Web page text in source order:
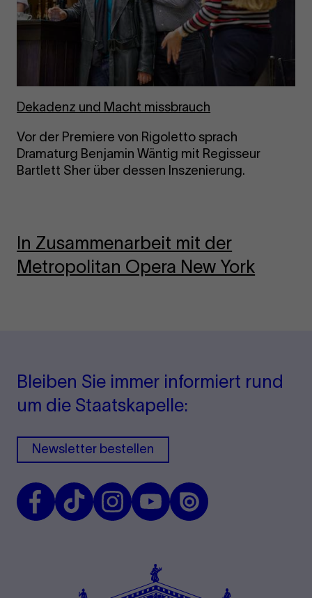
De­ka­denz und Macht miss­brauch
Vor der Premiere von Rigoletto sprach
Dramaturg Benjamin Wäntig mit Regisseur
Bartlett Sher über dessen Inszenierung.
In Zusammenarbeit mit der
Metropolitan Opera New York
Bleiben Sie immer informiert rund
um die Staatskapelle:
Newsletter bestellen
FacebookTikTok InstagramYoutubeIssuu